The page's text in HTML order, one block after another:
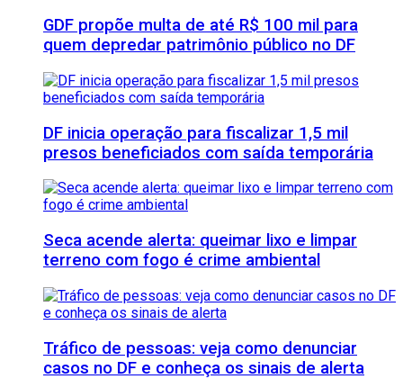
GDF propõe multa de até R$ 100 mil para
quem depredar patrimônio público no DF
DF inicia operação para fiscalizar 1,5 mil
presos beneficiados com saída temporária
Seca acende alerta: queimar lixo e limpar
terreno com fogo é crime ambiental
Tráfico de pessoas: veja como denunciar
casos no DF e conheça os sinais de alerta